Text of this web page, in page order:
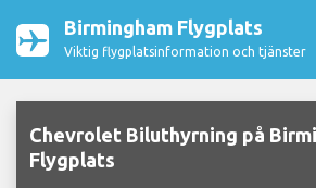
Birmingham Flygplats
Viktig flygplatsinformation och tjänster
Chevrolet Biluthyrning på
Flygplats